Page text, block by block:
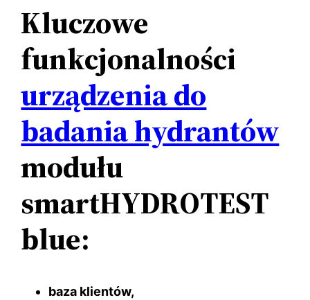
Kluczowe
funkcjonalności
urządzenia do
badania hydrantów
modułu
smartHYDROTEST
blue:
baza klientów,